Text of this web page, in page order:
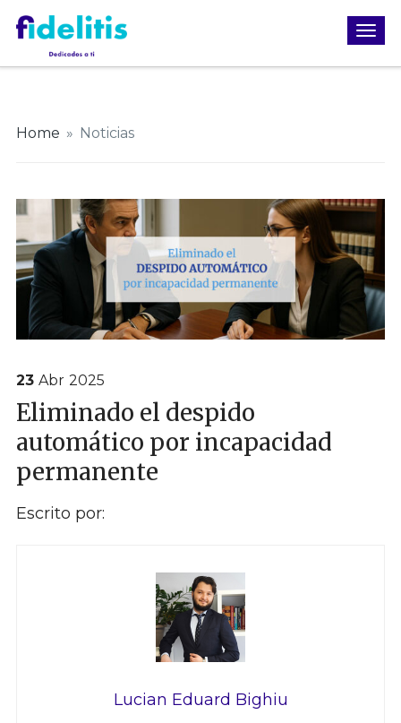
Home » Noticias
23 Abr 2025
Eliminado el despido
automático por incapacidad
permanente
Escrito por:
Lucian Eduard Bighiu